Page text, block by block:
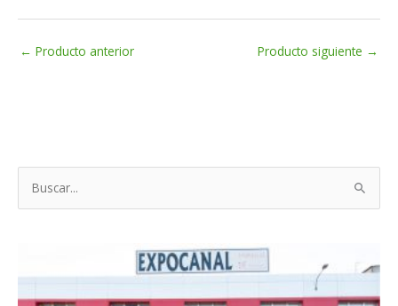
← Producto anterior Producto siguiente →
r